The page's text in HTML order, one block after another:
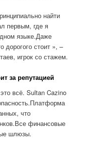
найти
первым, где я
языке.Даже
дорогого стоит », –
игрок со стажем.
за репутацией
всё. Sultan Cazino
что
финансовые
шлюзы.